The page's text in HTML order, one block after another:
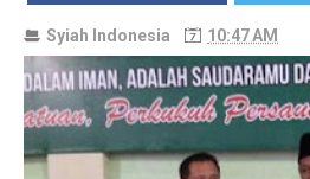
Syiah Indonesia 10:47 AM